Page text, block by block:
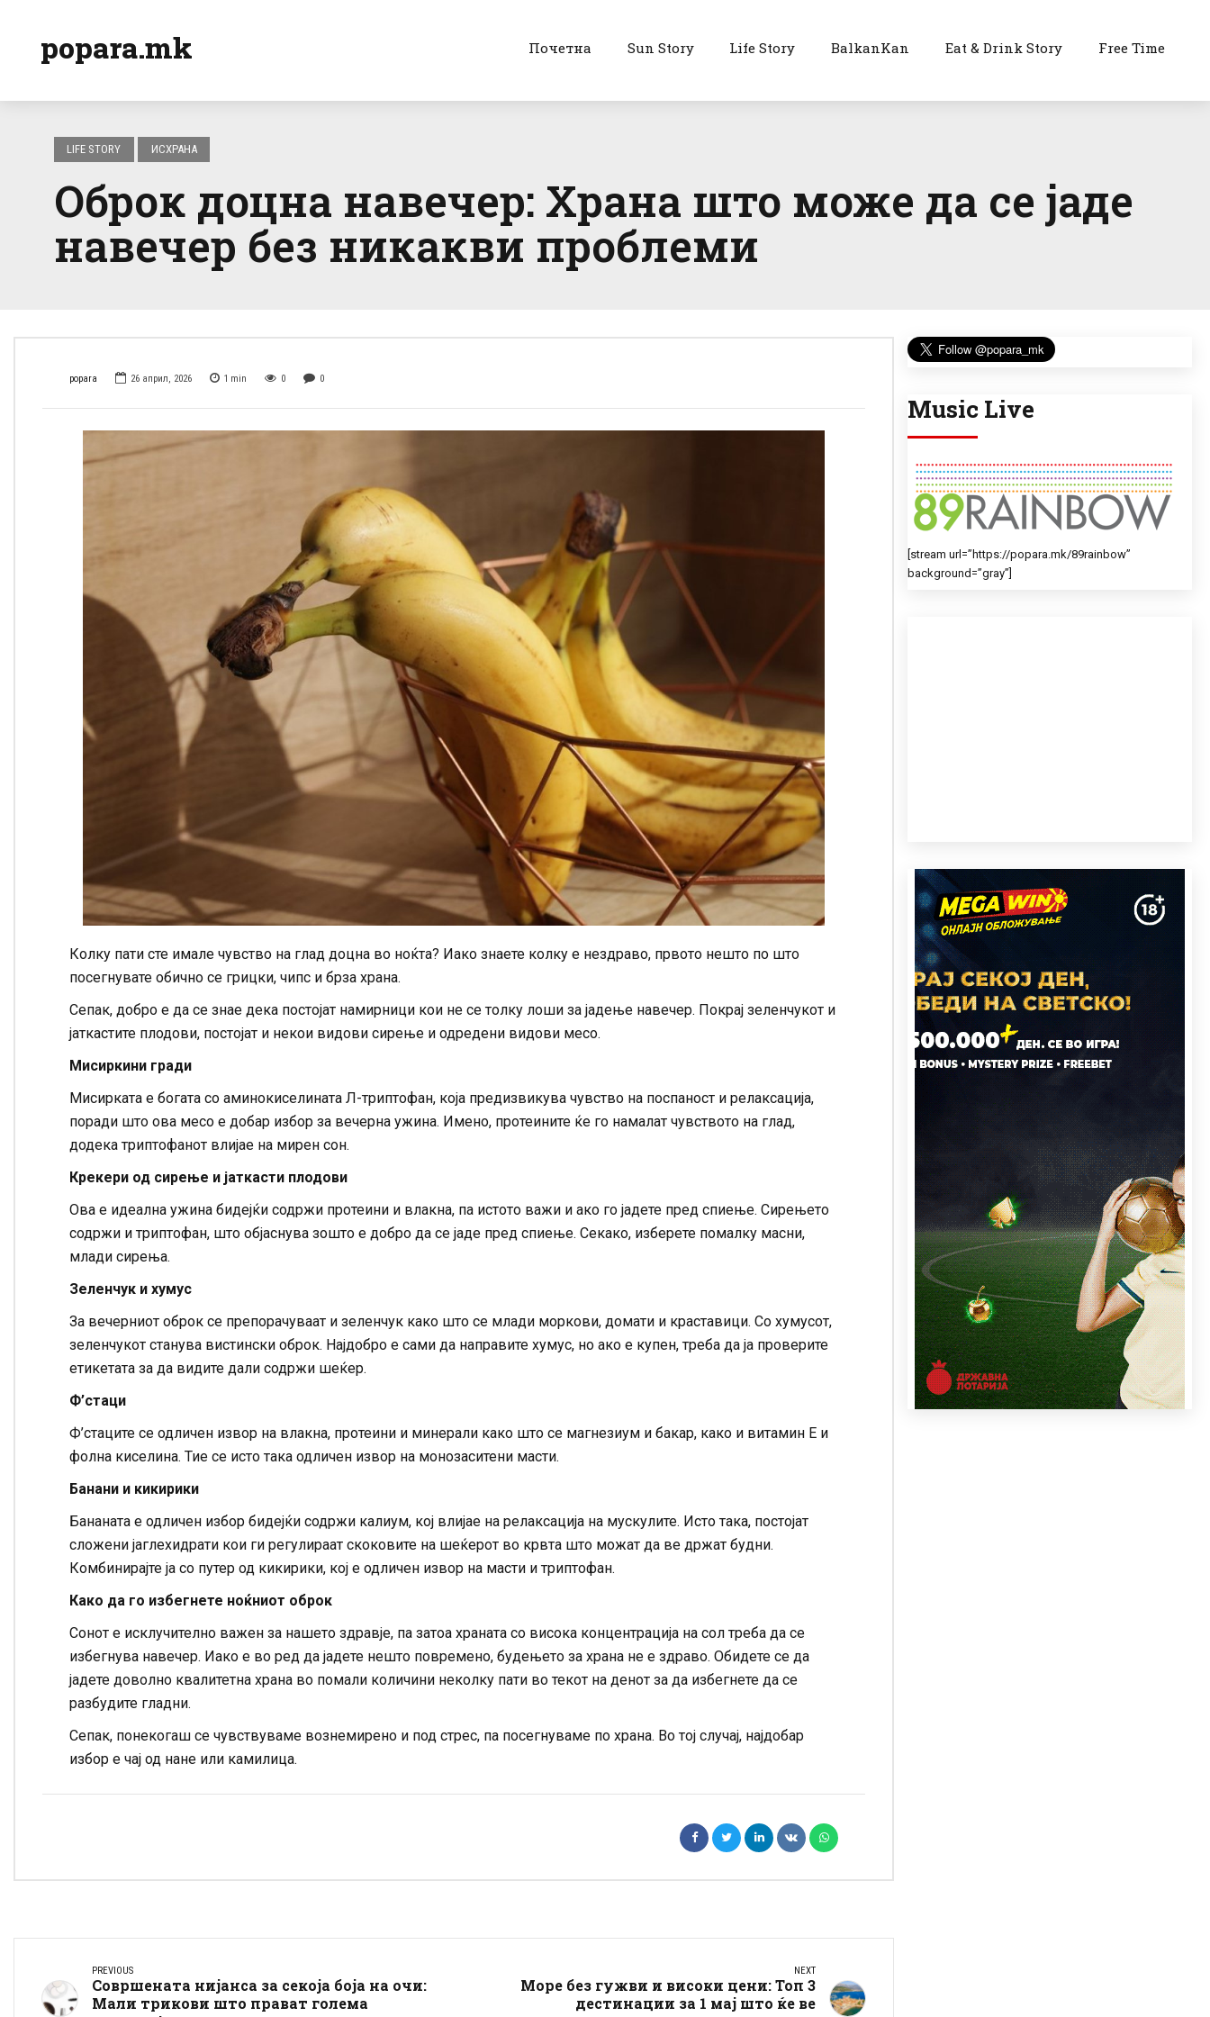
popara.mk Почетна Sun Story Life Story BalkanKan Eat & Drink Story Free Time
LIFE STORY ИСХРАНА
Оброк доцна навечер: Храна што може да се јаде
навечер без никакви проблеми
popara 26 април, 2026 1 min 0 0
Колку пати сте имале чувство на глад доцна во ноќта? Иако знаете колку е нездраво, првото нешто по што
посегнувате обично се грицки, чипс и брза храна.
Сепак, добро е да се знае дека постојат намирници кои не се толку лоши за јадење навечер. Покрај зеленчукот и
јаткастите плодови, постојат и некои видови сирење и одредени видови месо.
Мисиркини гради
Мисирката е богата со аминокиселината Л-триптофан, која предизвикува чувство на поспаност и релаксација,
поради што ова месо е добар избор за вечерна ужина. Имено, протеините ќе го намалат чувството на глад,
додека триптофанот влијае на мирен сон.
Крекери од сирење и јаткасти плодови
Ова е идеална ужина бидејќи содржи протеини и влакна, па истото важи и ако го јадете пред спиење. Сирењето
содржи и триптофан, што објаснува зошто е добро да се јаде пред спиење. Секако, изберете помалку масни,
млади сирења.
Зеленчук и хумус
За вечерниот оброк се препорачуваат и зеленчук како што се млади моркови, домати и краставици. Со хумусот,
зеленчукот станува вистински оброк. Најдобро е сами да направите хумус, но ако е купен, треба да ја проверите
етикетата за да видите дали содржи шеќер.
Ф’стаци
Ф’стаците се одличен извор на влакна, протеини и минерали како што се магнезиум и бакар, како и витамин Е и
фолна киселина. Тие се исто така одличен извор на монозаситени масти.
Банани и кикирики
Бананата е одличен избор бидејќи содржи калиум, кој влијае на релаксација на мускулите. Исто така, постојат
сложени јаглехидрати кои ги регулираат скоковите на шеќерот во крвта што можат да ве држат будни.
Комбинирајте ја со путер од кикирики, кој е одличен извор на масти и триптофан.
Како да го избегнете ноќниот оброк
Сонот е исклучително важен за нашето здравје, па затоа храната со висока концентрација на сол треба да се
избегнува навечер. Иако е во ред да јадете нешто повремено, будењето за храна не е здраво. Обидете се да
јадете доволно квалитетна храна во помали количини неколку пати во текот на денот за да избегнете да се
разбудите гладни.
Сепак, понекогаш се чувствуваме вознемирено и под стрес, па посегнуваме по храна. Во тој случај, најдобар
избор е чај од нане или камилица.
PREVIOUS
Совршената нијанса за секоја боја на очи:
Мали трикови што прават голема
NEXT
Море без гужви и високи цени: Топ 3
дестинации за 1 мај што ќе ве
Music Live
[stream url=”https://popara.mk/89rainbow”
background=”gray”]